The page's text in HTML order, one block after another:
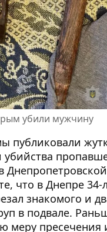
убили мужчину
публиковали
убийства
что в Днепре 34-
знакомого и
в подвале.
меру пресечения